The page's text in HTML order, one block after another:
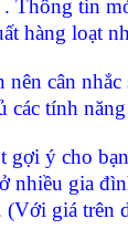
. Thông tin
hàng loạt
cân nhắc
các tính
ý cho bạn
nhiều gia
(Với giá trên